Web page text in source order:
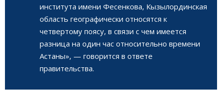
института имени Фесенкова, Кызылординская
область географически относятся к
четвертому поясу, в связи с чем имеется
разница на один час относительно времени
Астаны», — говорится в ответе
правительства.